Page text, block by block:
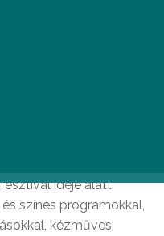
ideje alatt
színes programokkal,
kézműves